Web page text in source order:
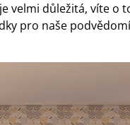
velmi důležitá, víte o
pro naše